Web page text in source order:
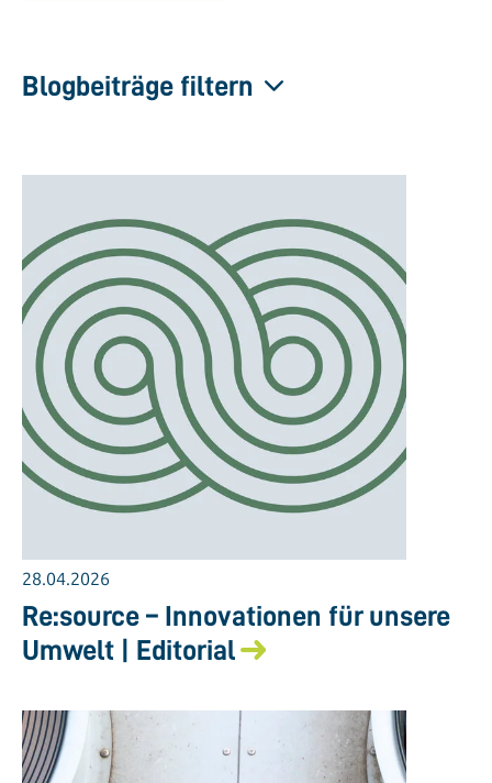
Blogbeiträge filtern
28.04.2026
Re:source – Innovationen für unsere
Umwelt | Editorial